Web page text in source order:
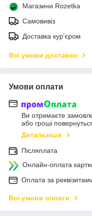
Магазини Rozetka
Самовивіз
Доставка кур'єром
Всі умови доставки
Умови оплати
Ви отримаєте
або гроші
Детальніше
Післяплата
Онлайн-оплата
Оплата за
Всі умови оплати